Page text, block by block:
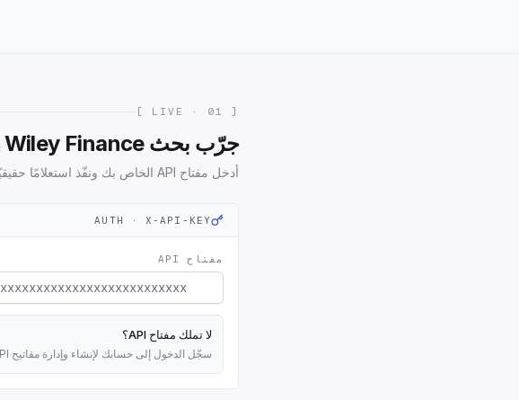
[ 01 · LIVE ]
جرّب بحث Wiley Finance مباشرة
أدخل مفتاح API الخاص بك ونفّذ استعلامًا حقيقيًا على نقطة النهاية المباشرة.
AUTH · X-API-KEY
مفتاح API
لا تملك مفتاح API؟
سجّل الدخول إلى حسابك لإنشاء وإدارة مفاتيح API.